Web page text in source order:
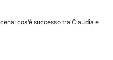
cos’è successo tra Claudia e